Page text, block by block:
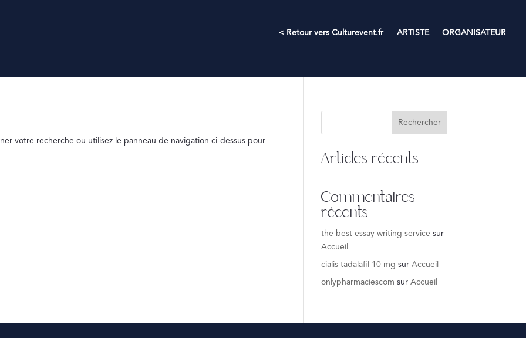
< Retour vers Culturevent.fr ARTISTE ORGANISATEUR
votre recherche ou utilisez le panneau de navigation ci-dessus pour
Rechercher
Articles récents
Commentaires
récents
the best essay writing service sur
Accueil
cialis tadalafil 10 mg sur Accueil
onlypharmaciescom sur Accueil